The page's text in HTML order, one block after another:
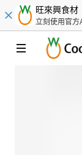
旺來興食材
立刻使用官方